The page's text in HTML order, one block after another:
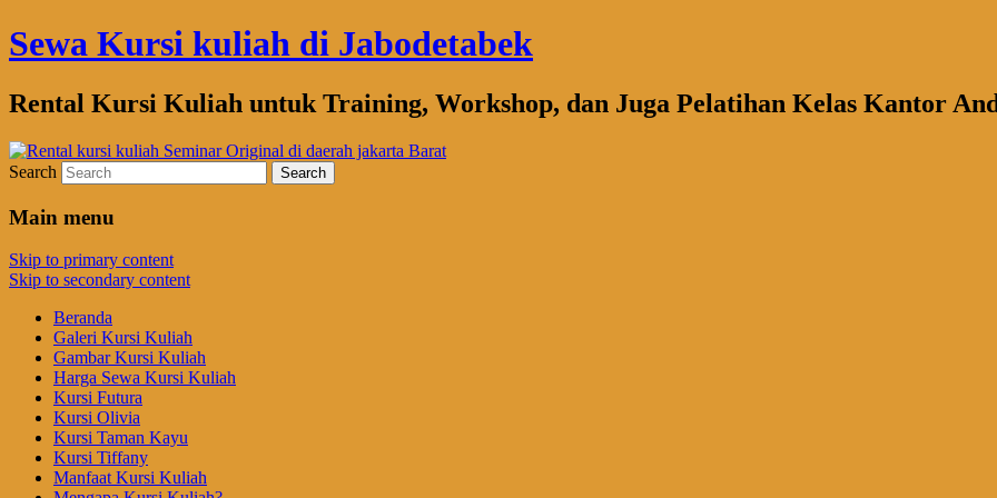
Sewa Kursi kuliah di Jabodetabek
Rental Kursi Kuliah untuk Training, Workshop, dan Juga Pelatihan Kelas Kantor
Search
Main menu
Skip to primary content
Skip to secondary content
Beranda
Galeri Kursi Kuliah
Gambar Kursi Kuliah
Harga Sewa Kursi Kuliah
Kursi Futura
Kursi Olivia
Kursi Taman Kayu
Kursi Tiffany
Manfaat Kursi Kuliah